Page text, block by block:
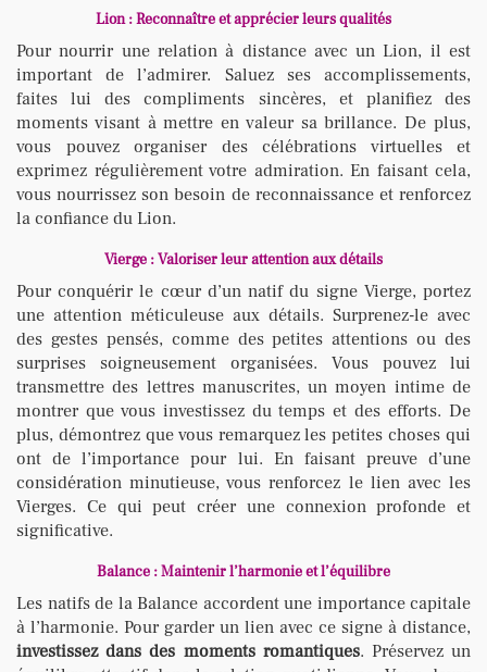
Lion : Reconnaître et apprécier leurs qualités
Pour nourrir une relation à distance avec un Lion, il est
important de l’admirer. Saluez ses accomplissements,
faites lui des compliments sincères, et planifiez des
moments visant à mettre en valeur sa brillance. De plus,
vous pouvez organiser des célébrations virtuelles et
exprimez régulièrement votre admiration. En faisant cela,
vous nourrissez son besoin de reconnaissance et renforcez
la confiance du Lion.
Vierge : Valoriser leur attention aux détails
Pour conquérir le cœur d’un natif du signe Vierge, portez
une attention méticuleuse aux détails. Surprenez-le avec
des gestes pensés, comme des petites attentions ou des
surprises soigneusement organisées. Vous pouvez lui
transmettre des lettres manuscrites, un moyen intime de
montrer que vous investissez du temps et des efforts. De
plus, démontrez que vous remarquez les petites choses qui
ont de l’importance pour lui. En faisant preuve d’une
considération minutieuse, vous renforcez le lien avec les
Vierges. Ce qui peut créer une connexion profonde et
significative.
Balance : Maintenir l’harmonie et l’équilibre
Les natifs de la Balance accordent une importance capitale
à l’harmonie. Pour garder un lien avec ce signe à distance,
investissez dans des moments romantiques. Préservez un